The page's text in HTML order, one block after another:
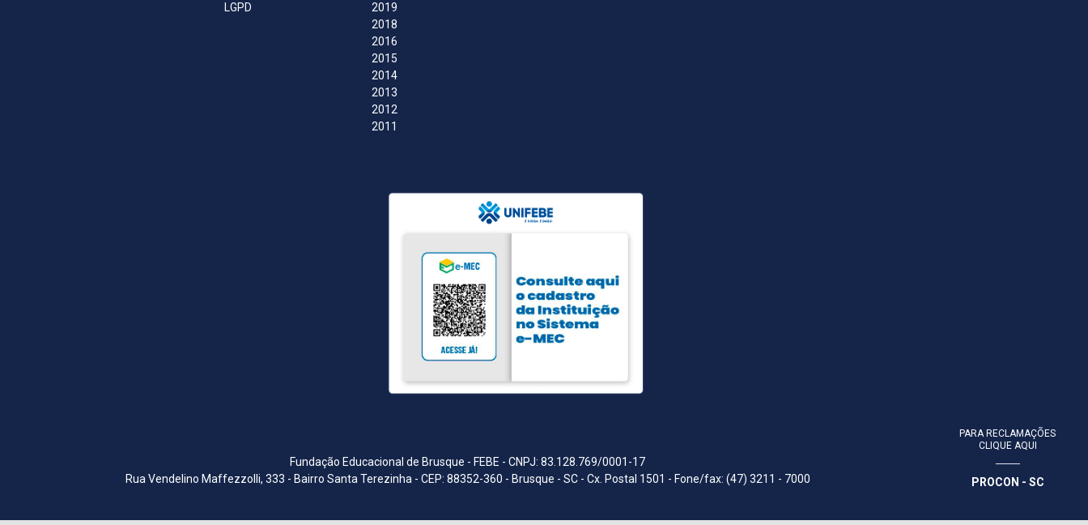
LGPD
2019
2018
2016
2015
2014
2013
2012
2011
Fundação Educacional de Brusque - FEBE - CNPJ: 83.128.769/0001-17
Rua Vendelino Maffezzolli, 333 - Bairro Santa Terezinha - CEP: 88352-360 - Brusque - SC - Cx. Postal 1501 - Fone/fax: (47) 3211 - 7000
PARA RECLAMAÇÕES
CLIQUE AQUI
PROCON - SC